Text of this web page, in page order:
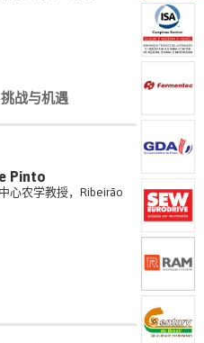
战与机遇
Pinto
心农学教授，Ribeirão